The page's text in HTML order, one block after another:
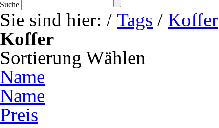
Suche
Sie sind hier: / Tags / Koffer
Koffer
Sortierung Wählen
Name
Name
Preis